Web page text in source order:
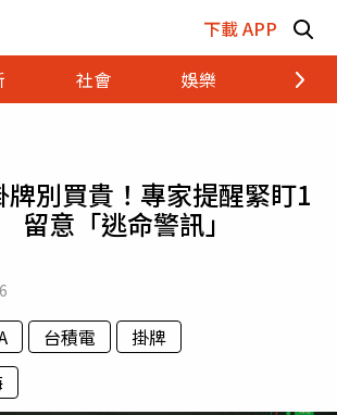
下載 APP
社會 娛樂 財經
別買貴！專家提醒緊盯1
意「逃命警訊」
台積電
掛牌